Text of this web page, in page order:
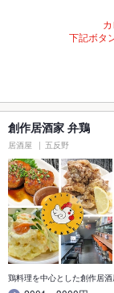
下記ボタ
創作居酒家 弁鶏
居酒屋 五反野
鶏料理を中心とした創作居